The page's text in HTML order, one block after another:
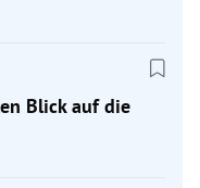
Blick auf die